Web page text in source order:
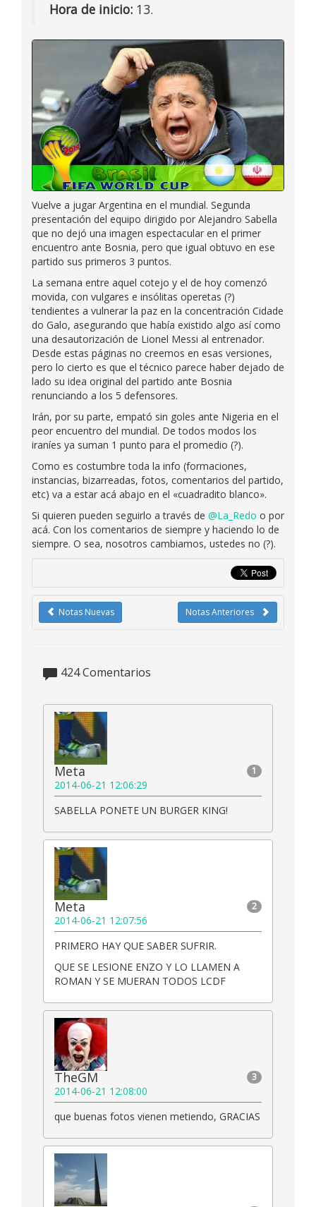
Hora de inicio: 13.
Vuelve a jugar Argentina en el mundial. Segunda
presentación del equipo dirigido por Alejandro Sabella
que no dejó una imagen espectacular en el primer
encuentro ante Bosnia, pero que igual obtuvo en ese
partido sus primeros 3 puntos.
La semana entre aquel cotejo y el de hoy comenzó
movida, con vulgares e insólitas operetas (?)
tendientes a vulnerar la paz en la concentración Cidade
do Galo, asegurando que había existido algo así como
una desautorización de Lionel Messi al entrenador.
Desde estas páginas no creemos en esas versiones,
pero lo cierto es que el técnico parece haber dejado de
lado su idea original del partido ante Bosnia
renunciando a los 5 defensores.
Irán, por su parte, empató sin goles ante Nigeria en el
peor encuentro del mundial. De todos modos los
iraníes ya suman 1 punto para el promedio (?).
Como es costumbre toda la info (formaciones,
instancias, bizarreadas, fotos, comentarios del partido,
etc) va a estar acá abajo en el «cuadradito blanco».
Si quieren pueden seguirlo a través de @La_Redo o por
acá. Con los comentarios de siempre y haciendo lo de
siempre. O sea, nosotros cambiamos, ustedes no (?).
Notas Anteriores
Notas Nuevas
424Comentarios
1
Meta
2014-06-21 12:06:29
SABELLA PONETE UN BURGER KING!
2
Meta
2014-06-21 12:07:56
PRIMERO HAY QUE SABER SUFRIR.
QUE SE LESIONE ENZO Y LO LLAMEN A
ROMAN Y SE MUERAN TODOS LCDF
3
TheGM
2014-06-21 12:08:00
que buenas fotos vienen metiendo, GRACIAS